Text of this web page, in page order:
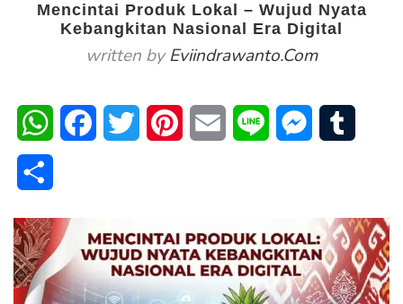
Mencintai Produk Lokal – Wujud Nyata
Kebangkitan Nasional Era Digital
written byEviindrawanto.com
WhatsAppFacebookTwitter PinterestEmail Line Messenger